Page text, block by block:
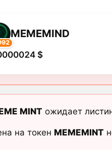
MEMEMIND
$
MINT ожидает
на токен MEMEMINT